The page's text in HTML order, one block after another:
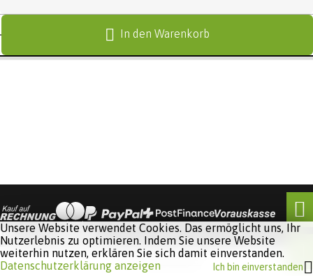
In den Warenkorb
Software:
Unsere Website verwendet Cookies. Das ermöglicht uns, Ihr
Nutzerlebnis zu optimieren. Indem Sie unsere Website
weiterhin nutzen, erklären Sie sich damit einverstanden.
Datenschutzerklärung anzeigen
Ich bin einverstanden